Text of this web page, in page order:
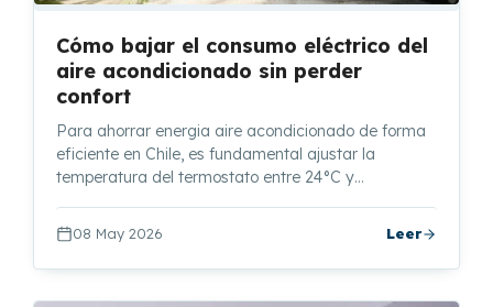
Cómo bajar el consumo eléctrico del
aire acondicionado sin perder
confort
Para ahorrar energia aire acondicionado de forma
eficiente en Chile, es fundamental ajustar la
temperatura del termostato entre 24°C y…
08 May 2026 Leer